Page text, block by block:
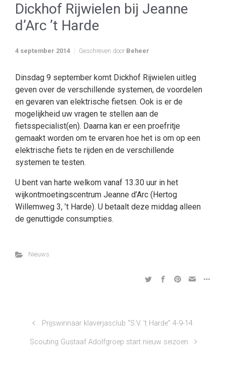
Dickhof Rijwielen bij Jeanne
d’Arc ’t Harde
4 september 2014 Geschreven door Beheer
Dinsdag 9 september komt Dickhof Rijwielen uitleg
geven over de verschillende systemen, de voordelen
en gevaren van elektrische fietsen. Ook is er de
mogelijkheid uw vragen te stellen aan de
fietsspecialist(en). Daarna kan er een proefritje
gemaakt worden om te ervaren hoe het is om op een
elektrische fiets te rijden en de verschillende
systemen te testen.
U bent van harte welkom vanaf 13.30 uur in het
wijkontmoetingscentrum Jeanne d’Arc (Hertog
Willemweg 3, ’t Harde). U betaalt deze middag alleen
de genuttigde consumpties.
Nieuws
Prijswinnaar klaverjasclub “S.V. ’t Harde” 4-9-14
Scouting Gustaaf Adolfgroep start nieuw seizoen